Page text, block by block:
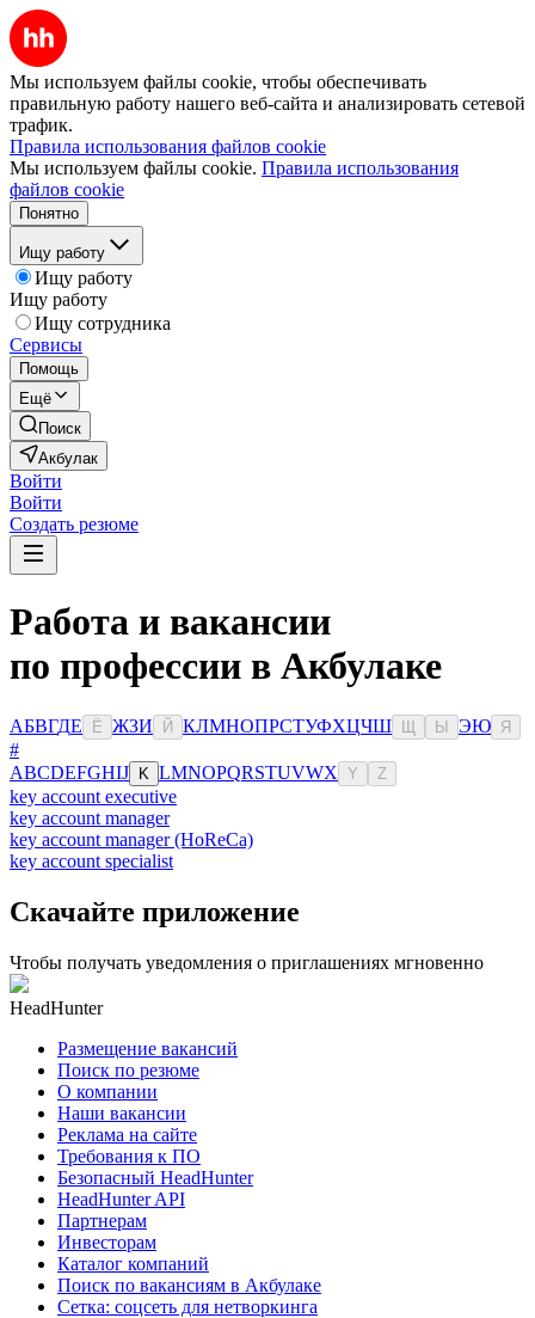
Мы используем файлы cookie, чтобы обеспечивать
правильную работу нашего веб-сайта и анализировать сетевой
трафик.
Правила использования файлов cookie
Мы используем файлы cookie. Правила использования
файлов cookie
Понятно
Ищу работу
Ищу работу
Ищу работу
Ищу сотрудника
Сервисы
Помощь
Ещё
Поиск
Акбулак
Войти
Войти
Создать резюме
Работа и вакансии
по профессии в Акбулаке
АБВГДЕ Ё ЖЗИ Й КЛМНОПРСТУФХЦЧШ Ы ЭЮ Я
#
ABCDEFGHIJ K LMNOPQRSTUVWX Y Z
key account executive
key account manager
key account manager (HoReCa)
key account specialist
Скачайте приложение
Чтобы получать уведомления о приглашениях мгновенно
HeadHunter
Размещение вакансий
Поиск по резюме
О компании
Наши вакансии
Реклама на сайте
Требования к ПО
Безопасный HeadHunter
HeadHunter API
Партнерам
Инвесторам
Каталог компаний
Поиск по вакансиям в Акбулаке
Сетка: соцсеть для нетворкинга